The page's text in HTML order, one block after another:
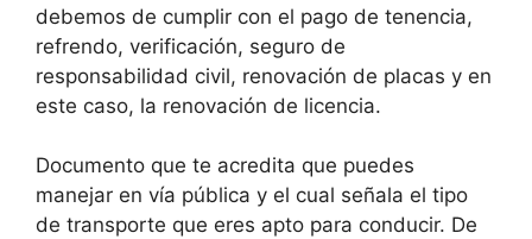
debemos de cumplir con el pago de tenencia,
refrendo, verificación, seguro de
responsabilidad civil, renovación de placas y en
este caso, la renovación de licencia.
Documento que te acredita que puedes
manejar en vía pública y el cual señala el tipo
de transporte que eres apto para conducir. De